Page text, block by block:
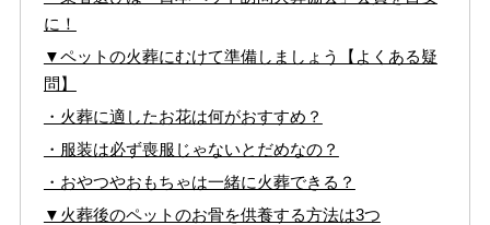
に！
▼ペットの火葬にむけて準備しましょう【よくある疑
問】
・火葬に適したお花は何がおすすめ？
・服装は必ず喪服じゃないとだめなの？
・おやつやおもちゃは一緒に火葬できる？
▼火葬後のペットのお骨を供養する方法は3つ